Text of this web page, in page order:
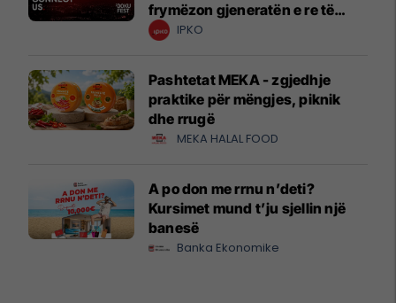
frymëzon gjeneratën e re të
krijuesve
IPKO
Pashtetat MEKA - zgjedhje
praktike për mëngjes, piknik
dhe rrugë
MEKA HALAL FOOD
A po don me rrnu n’deti?
Kursimet mund t’ju sjellin një
banesë
Banka Ekonomike